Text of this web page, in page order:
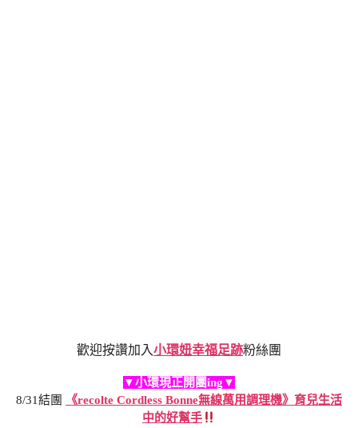
歡迎按讚加入小環妞幸福足跡粉絲團
▼小環現正開團ing▼
8/31結團
《recolte Cordless Bonne無線萬用調理機》育兒生活
中的好幫手